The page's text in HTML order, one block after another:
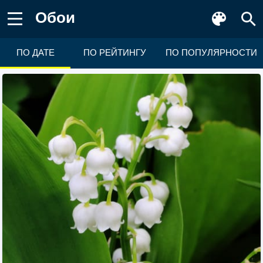
Обои
ПО ДАТЕ ПО РЕЙТИНГУ ПО ПОПУЛЯРНОСТИ